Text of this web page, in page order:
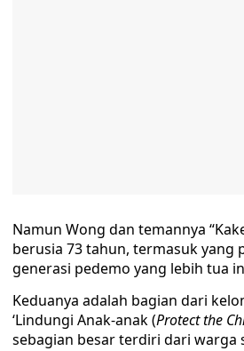
Namun Wong dan temannya
berusia 73 tahun, termasuk yang
generasi pedemo yang lebih tua
Keduanya adalah bagian dari
‘Lindungi Anak-anak (Protect the
sebagian besar terdiri dari warga